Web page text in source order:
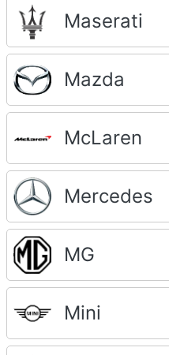
Maserati
Mazda
McLaren
Mercedes
MG
Mini